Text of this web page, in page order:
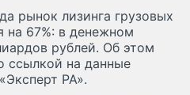
рынок лизинга грузовых
на 67%: в денежном
рублей. Об этом
ссылкой на данные
РА».